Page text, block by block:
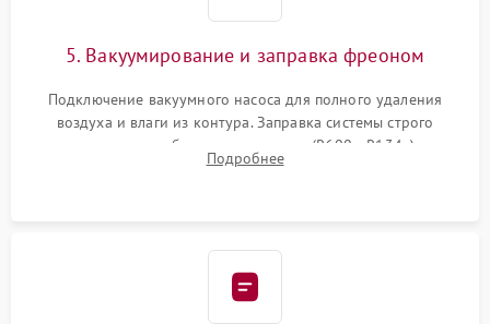
5. Вакуумирование и заправка фреоном
Подключение вакуумного насоса для полного удаления
воздуха и влаги из контура. Заправка системы строго
дозированным объемом хладагента (R600a, R134a) по
электронным весам. Контроль рабочего давления в системе.
Подробнее